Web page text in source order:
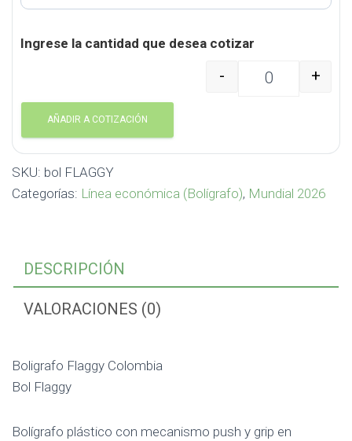
Ingrese la cantidad que desea cotizar
Boligrafo Flaggy
- +
AÑADIR A COTIZACIÓN
SKU: bol FLAGGY
Categorías: Línea económica (Bolígrafo), Mundial 2026
DESCRIPCIÓN
VALORACIONES (0)
Boligrafo Flaggy Colombia
Bol Flaggy
Bolígrafo plástico con mecanismo push y grip en